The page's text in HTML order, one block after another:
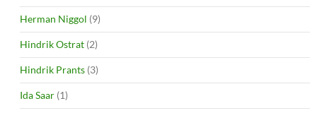
Herman Niggol (9)
Hindrik Ostrat (2)
Hindrik Prants (3)
Ida Saar (1)